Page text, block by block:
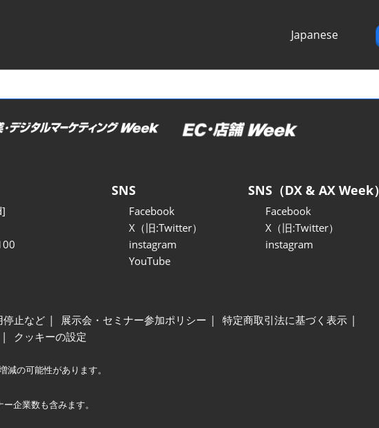
Japanese
SNS
Facebook
X（旧:Twitter）
instagram
YouTube
SNS（DX & AX Week）
Facebook
X（旧:Twitter）
instagram
停止など 展示会・セミナー参加ポリシー
特定商取引法に基づく表示
クッキーの設定
の可能性があります。
企業数も含みます。